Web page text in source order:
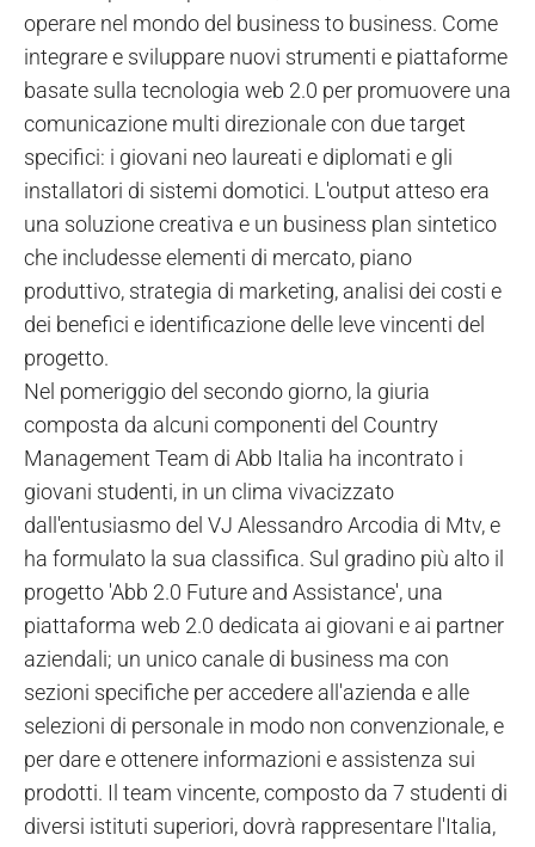
operare nel mondo del business to business. Come
integrare e sviluppare nuovi strumenti e piattaforme
basate sulla tecnologia web 2.0 per promuovere una
comunicazione multi direzionale con due target
specifici: i giovani neo laureati e diplomati e gli
installatori di sistemi domotici. L'output atteso era
una soluzione creativa e un business plan sintetico
che includesse elementi di mercato, piano
produttivo, strategia di marketing, analisi dei costi e
dei benefici e identificazione delle leve vincenti del
progetto.
Nel pomeriggio del secondo giorno, la giuria
composta da alcuni componenti del Country
Management Team di Abb Italia ha incontrato i
giovani studenti, in un clima vivacizzato
dall'entusiasmo del VJ Alessandro Arcodia di Mtv, e
ha formulato la sua classifica. Sul gradino più alto il
progetto 'Abb 2.0 Future and Assistance', una
piattaforma web 2.0 dedicata ai giovani e ai partner
aziendali; un unico canale di business ma con
sezioni specifiche per accedere all'azienda e alle
selezioni di personale in modo non convenzionale, e
per dare e ottenere informazioni e assistenza sui
prodotti. Il team vincente, composto da 7 studenti di
diversi istituti superiori, dovrà rappresentare l'Italia,